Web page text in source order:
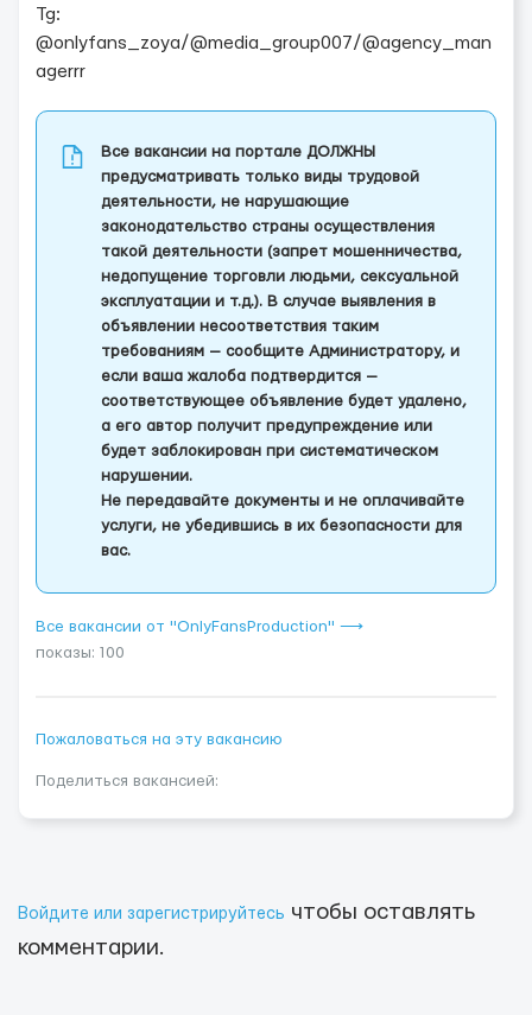
Tg:
@onlyfans_zoya/@media_group007/@agency_man
agerrr
Все вакансии на портале ДОЛЖНЫ
предусматривать только виды трудовой
деятельности, не нарушающие
законодательство страны осуществления
такой деятельности (запрет мошенничества,
недопущение торговли людьми, сексуальной
эксплуатации и т.д.). В случае выявления в
объявлении несоответствия таким
требованиям — сообщите Администратору, и
если ваша жалоба подтвердится —
соответствующее объявление будет удалено,
а его автор получит предупреждение или
будет заблокирован при систематическом
нарушении.
Не передавайте документы и не оплачивайте
услуги, не убедившись в их безопасности для
вас.
Все вакансии от "OnlyFansProduction" ⟶
показы: 100
Пожаловаться на эту вакансию
Поделиться вакансией:
Войдите или зарегистрируйтесь чтобы оставлять
комментарии.